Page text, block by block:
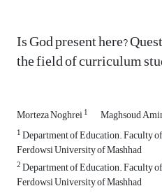
Is God present here?
the field of curriculum
Morteza Noghrei1 Maghsoud
1Department of Education. Faculty
Ferdowsi University of Mashhad
2Department of Education. Faculty
Ferdowsi University of Mashhad